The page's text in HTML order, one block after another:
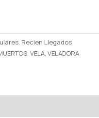
, Recien Llegados
,VELA,VELADORA